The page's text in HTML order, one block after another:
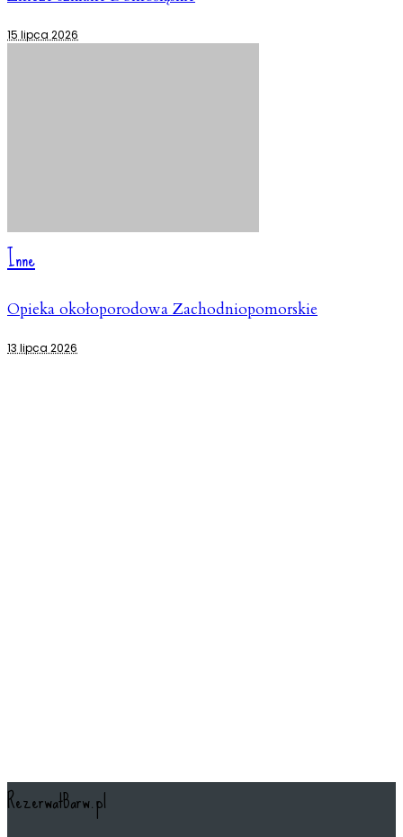
15 lipca 2026
Inne
Opieka okołoporodowa Zachodniopomorskie
13 lipca 2026
RezerwatBarw.pl